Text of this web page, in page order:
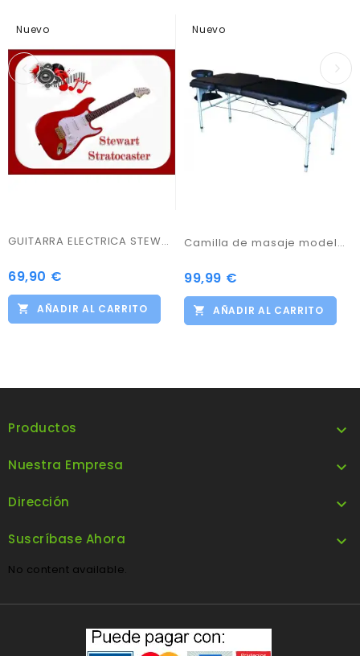
Nuevo
GUITARRA ELECTRICA STEWART STRATOCASTER
Precio
69,90 €
AÑADIR AL CARRITO
Nuevo
Camilla de masaje modelo VIP2211N
Precio
99,99 €
AÑADIR AL CARRITO
Productos 
Nuestra Empresa 
Dirección 
Suscríbase Ahora 
No content available.